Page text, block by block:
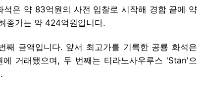
은 약 83억원의 사전 입찰로 시작해 경합 끝에 약
종가는 약 424억원입니다.
째 금액입니다. 앞서 최고가를 기록한 공룡 화석은
거래됐으며, 두 번째는 티라노사우루스 'Stan'으